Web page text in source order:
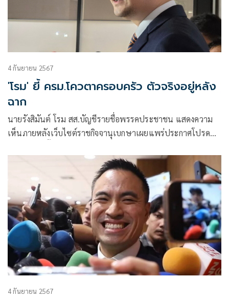
4 กันยายน 2567
'โรม' ยี้ ครม.โควตาครอบครัว ตัวจริงอยู่หลัง
ฉาก
นายรังสิมันต์ โรม สส.บัญชีรายชื่อพรรคประชาชน แสดงความ
เห็นภายหลังเว็บไซต์ราชกิจจานุเบกษาเผยแพร่ประกาศโปรด
ในลักษณะของโควตาครอบครัว
4 กันยายน 2567